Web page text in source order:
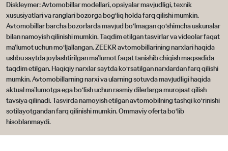
Diskleymer: Avtomobillar modellari, opsiyalar mavjudligi, texnik
xususiyatlari va ranglari bozorga bog‘liq holda farq qilishi mumkin.
Avtomobillar barcha bozorlarda mavjud bo‘lmagan qo‘shimcha uskunalar
bilan namoyish qilinishi mumkin. Taqdim etilgan tasvirlar va videolar faqat
ma’lumot uchun mo‘ljallangan. ZEEKR avtomobillarining narxlari haqida
ushbu saytda joylashtirilgan ma’lumot faqat tanishib chiqish maqsadida
taqdim etilgan. Haqiqiy narxlar saytda ko‘rsatilgan narxlardan farq qilishi
mumkin. Avtomobillarning narxi va ularning sotuvda mavjudligi haqida
aktual ma’lumotga ega bo‘lish uchun rasmiy dilerlarga murojaat qilish
tavsiya qilinadi. Tasvirda namoyish etilgan avtomobilning tashqi ko‘rinishi
sotilayotgandan farq qilinishi mumkin. Ommaviy oferta bo‘lib
hisoblanmaydi.